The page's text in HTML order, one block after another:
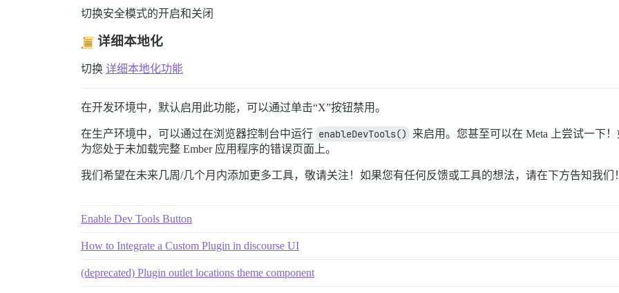
切换安全模式的开启和关闭
详细本地化
切换 详细本地化功能
在开发环境中，默认启用此功能，可以通过单击“X”按钮禁用。
在生产环境中，可以通过在浏览器控制台中运行 enableDevTools()
来启用。您甚至可以在 Meta 上尝试一下
为您处于未加载完整 Ember 应用程序的错误页面上。
我们希望在未来几周/几个月内添加更多工具，敬请关注！如果您有任何反馈或工具的想法，请在下方告知我们
Enable Dev Tools Button
How to Integrate a Custom Plugin in discourse UI
(deprecated) Plugin outlet locations theme component